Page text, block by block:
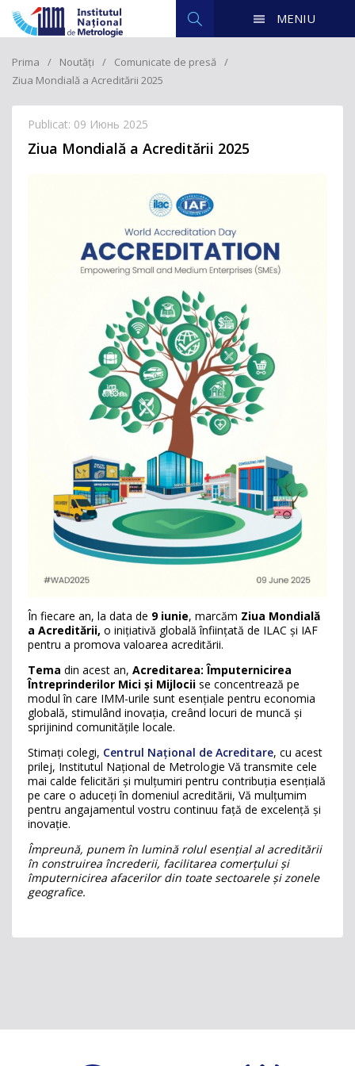
MENIU
Prima Noutăți
Comunicate de presă
Ziua Mondială a Acreditării 2025
Publicat: 09 Июнь 2025
Ziua Mondială a Acreditării 2025
În fiecare an, la data de 9 iunie, marcăm Ziua Mondială
a Acreditării, o inițiativă globală înființată de ILAC și IAF
pentru a promova valoarea acreditării.
Tema din acest an, Acreditarea: Împuternicirea
Întreprinderilor Mici și Mijlocii se concentrează pe
modul în care IMM-urile sunt esențiale pentru economia
globală, stimulând inovația, creând locuri de muncă și
sprijinind comunitățile locale.
Stimați colegi, Centrul Național de Acreditare, cu acest
prilej, Institutul Național de Metrologie Vă transmite cele
mai calde felicitări și mulțumiri pentru contribuția esențială
pe care o aduceți în domeniul acreditării, Vă mulțumim
pentru angajamentul vostru continuu față de excelență și
inovație.
Împreună, punem în lumină rolul esențial al acreditării
în construirea încrederii, facilitarea comerțului și
împuternicirea afacerilor din toate sectoarele și zonele
geografice.